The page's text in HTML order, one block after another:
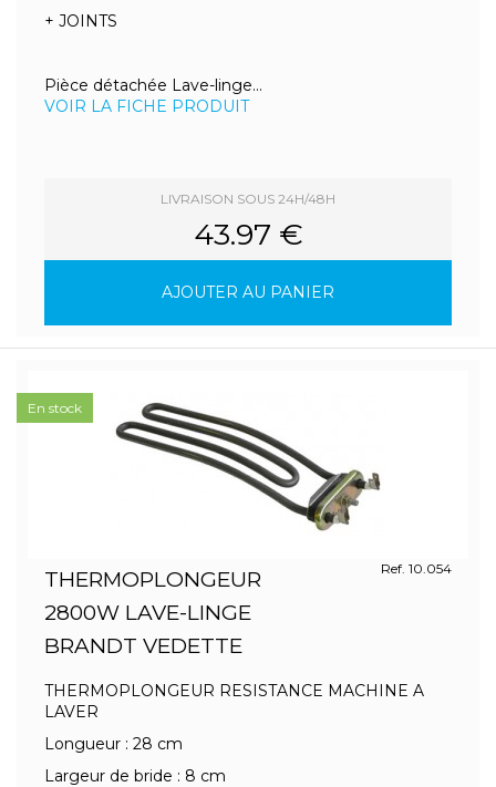
+ JOINTS
Pièce détachée Lave-linge...
VOIR LA FICHE PRODUIT
LIVRAISON SOUS 24H/48H
43.97 €
AJOUTER AU PANIER
THERMOPLONGEUR
2800W LAVE-LINGE
BRANDT VEDETTE
Ref. 10.054
THERMOPLONGEUR RESISTANCE MACHINE A
LAVER
Longueur : 28 cm
Largeur de bride : 8 cm
En stock